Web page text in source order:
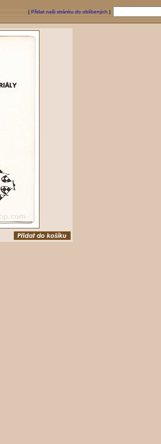
[ Přidat naši stránku do oblíbených ]